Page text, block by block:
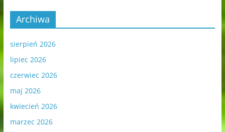
Archiwa
sierpień 2026
lipiec 2026
czerwiec 2026
maj 2026
kwiecień 2026
marzec 2026